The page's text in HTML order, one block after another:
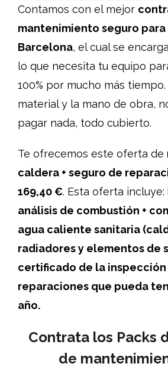
Contamos con el mejor
mantenimiento seguro
Barcelona, el cual se
lo que necesita tu equipo
100% por mucho más
material y la mano de obra,
pagar nada, todo cubierto.
Te ofrecemos este oferta de
caldera + seguro de
169,40 €. Esta oferta incluye:
análisis de combustión +
agua caliente sanitaria
radiadores y elementos de
certificado de la inspección
reparaciones que pueda
año.
Contrata los Packs
de